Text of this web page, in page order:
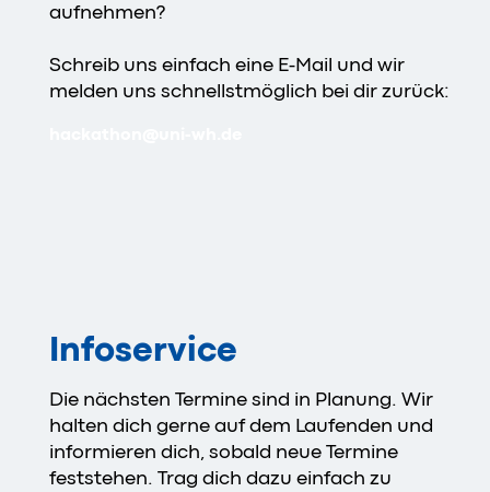
aufnehmen?
Schreib uns einfach eine E-Mail und wir
melden uns schnellstmöglich bei dir zurück:
Infoservice
Die nächsten Termine sind in Planung. Wir
halten dich gerne auf dem Laufenden und
informieren dich, sobald neue Termine
feststehen. Trag dich dazu einfach zu